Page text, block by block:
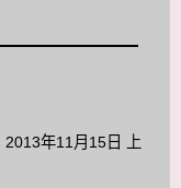
2013年11月15日 上